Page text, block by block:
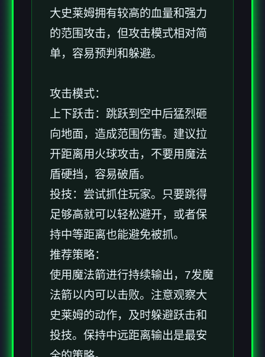
大史莱姆拥有较高的血量和强力
的范围攻击，但攻击模式相对简
单，容易预判和躲避。
攻击模式：
上下跃击：跳跃到空中后猛烈砸
向地面，造成范围伤害。建议拉
开距离用火球攻击，不要用魔法
盾硬挡，容易破盾。
投技：尝试抓住玩家。只要跳得
足够高就可以轻松避开，或者保
持中等距离也能避免被抓。
推荐策略：
使用魔法箭进行持续输出，7发魔
法箭以内可以击败。注意观察大
史莱姆的动作，及时躲避跃击和
投技。保持中远距离输出是最安